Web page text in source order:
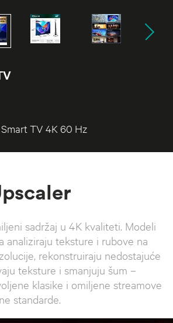
TV 4K 60 Hz
sadržaj u 4K kvaliteti. Modeli
analiziraju teksture i rubove na
rekonstruiraju nedostajuće
teksture i smanjuju šum –
klasike i omiljene streamove
standarde.